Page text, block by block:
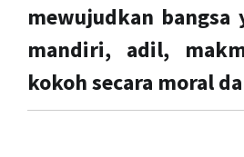
mewujudkan bangsa
mandiri, adil,
kokoh secara moral